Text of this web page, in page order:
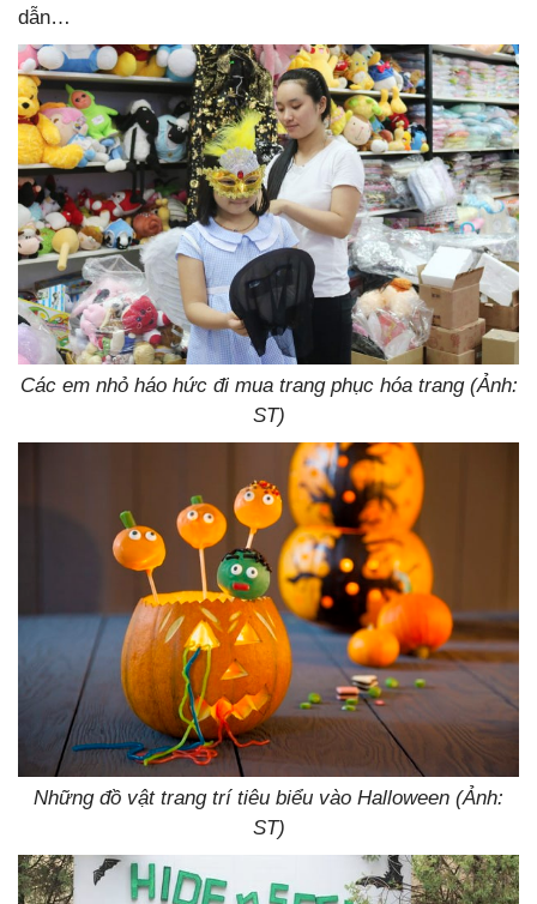
dẫn…
Các em nhỏ háo hức đi mua trang phục hóa trang (Ảnh:
ST)
Những đồ vật trang trí tiêu biểu vào Halloween (Ảnh:
ST)